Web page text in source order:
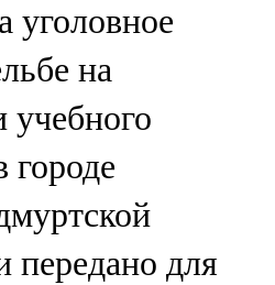
уголовное
на
учебного
городе
передано для